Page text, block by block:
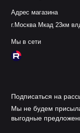
Адрес магазина
г.Москва Мкад 23км
Мы в сети
Подписаться на
Мы не будем
выгодные